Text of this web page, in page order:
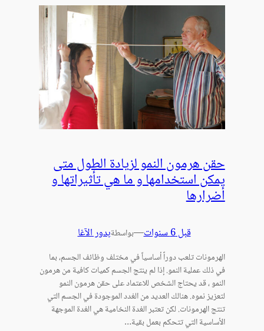
حقن هرمون النمو لزيادة الطول متى
يمكن استخدامها و ما هي تأثيراتها و
أضرارها
قبل 6 سنوات —بواسطةبدور الآغا
الهرمونات تلعب دوراً أساسياً في مختلف وظائف الجسم، بما
في ذلك عملية النمو. إذا لم ينتج الجسم كميات كافية من هرمون
النمو ، قد يحتاج الشخص للاعتماد على حقن هرمون النمو
لتعزيز نموه. هنالك العديد من الغدد الموجودة في الجسم التي
تنتج الهرمونات. لكن تعتبر الغدة النخامية هي الغدة الموجهة
الأساسية التي تتحكم بعمل بقية…